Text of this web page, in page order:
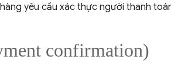
yêu cầu xác thực người thanh